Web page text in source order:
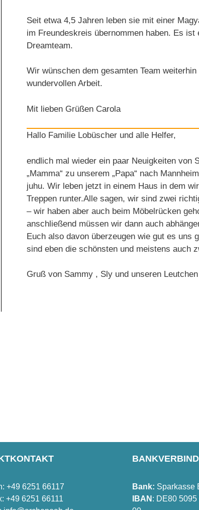
Seit etwa 4,5 Jahren leben sie mit einer
im Freundeskreis übernommen haben. Es
Dreamteam.
Wir wünschen dem gesamten Team
wundervollen Arbeit.
Mit lieben Grüßen Carola
Hallo Familie Lobüscher und alle Helfer,
endlich mal wieder ein paar Neuigkeiten von
„Mamma“ zu unserem „Papa“ nach
juhu. Wir leben jetzt in einem Haus in dem
Treppen runter.Alle sagen, wir sind zwei
– wir haben aber auch beim Möbelrücken
anschließend müssen wir dann auch
Euch also davon überzeugen wie gut es
sind eben die schönsten und meistens auch
Gruß von Sammy , Sly und unseren Leutchen
+49 6251 66117
+49 6251 66111
Bank: Sparkasse
IBAN : DE80